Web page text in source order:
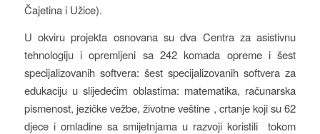
Čajetina i Užice).
U okviru projekta osnovana su dva Centra za asistivnu
tehnologiju i opremljeni sa 242 komada opreme i šest
specijalizovanih softvera: šest specijalizovanih softvera za
edukaciju u slijedećim oblastima: matematika, računarska
pismenost, jezičke vežbe, životne veštine , crtanje koji su 62
djece i omladine sa smijetnjama u razvoji koristili tokom